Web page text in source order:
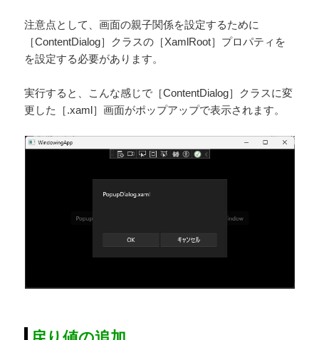
注意点として、画面の親子関係を設定するために
［ContentDialog］クラスの［XamlRoot］プロパティを
を設定する必要があります。
実行すると、こんな感じで［ContentDialog］クラスに変
更した［.xaml］画面がポップアップで表示されます。